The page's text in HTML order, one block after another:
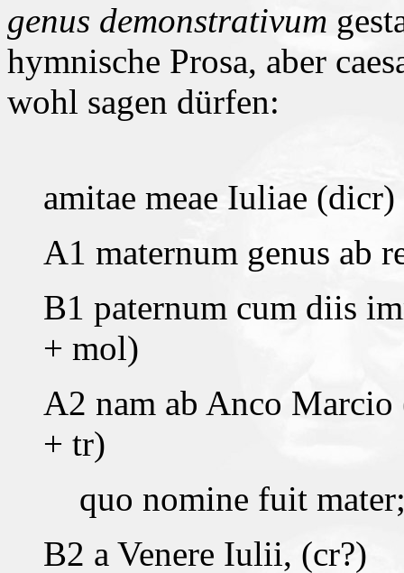
genus demonstrativum
hymnische Prosa, aber
wohl sagen dürfen:
amitae meae Iuliae (dicr)
A1 maternum genus ab
B1 paternum cum diis
+ mol)
A2 nam ab Anco
+ tr)
quo nomine fuit
B2 a Venere Iulii, (cr?)